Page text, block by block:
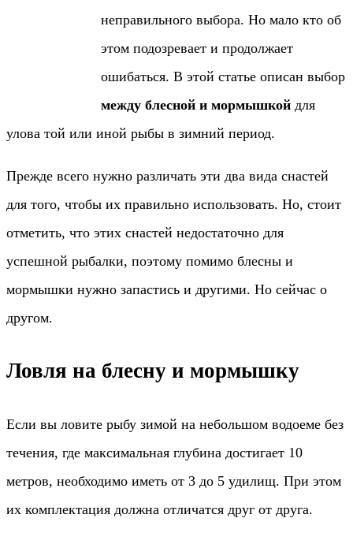
неправильного выбора. Но мало кто об
этом подозревает и продолжает
ошибаться. В этой статье описан выбор
между блесной и мормышкой для
улова той или иной рыбы в зимний период.
Прежде всего нужно различать эти два вида снастей
для того, чтобы их правильно использовать. Но, стоит
отметить, что этих снастей недостаточно для
успешной рыбалки, поэтому помимо блесны и
мормышки нужно запастись и другими. Но сейчас о
другом.
Ловля на блесну и мормышку
Если вы ловите рыбу зимой на небольшом водоеме без
течения, где максимальная глубина достигает 10
метров, необходимо иметь от 3 до 5 удилищ. При этом
их комплектация должна отличатся друг от друга.